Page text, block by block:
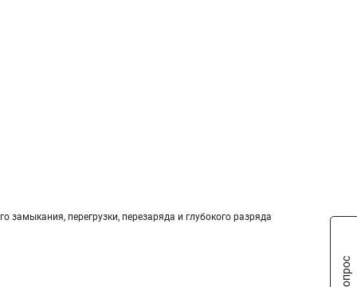
замыкания, перегрузки, перезаряда и глубокого разряда